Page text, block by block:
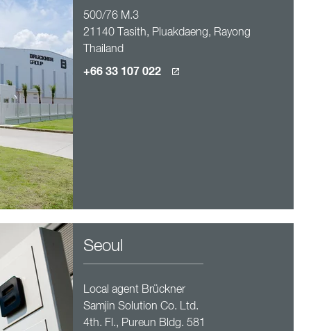
500/76 M.3
21140 Tasith, Pluakdaeng, Rayong
Thailand
+66 33 107 022
Seoul
Local agent Brückner
Samjin Solution Co. Ltd.
4th. Fl., Pureun Bldg. 581